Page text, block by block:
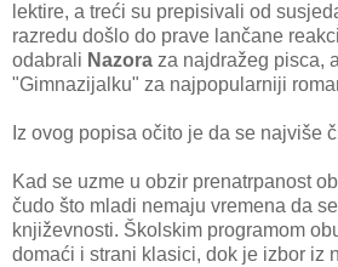
lektire, a treći su prepisivali od
razredu došlo do prave lančane
odabrali Nazora za najdražeg pisca,
"Gimnazijalku" za najpopularniji
Iz ovog popisa očito je da se najviše
Kad se uzme u obzir prenatrpanost
čudo što mladi nemaju vremena da
književnosti. Školskim programom
domaći i strani klasici, dok je izbor iz